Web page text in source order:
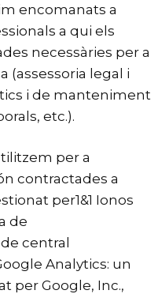
encomanats a
a qui els
necessàries per a
(assessoria legal i
i de manteniment
etc.).
per a
contractades a
per1&1 Ionos
de
central
Analytics: un
per Google, Inc.,